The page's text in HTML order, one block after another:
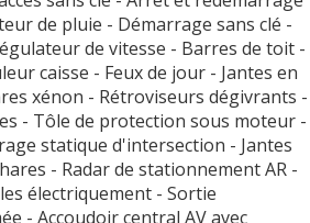
de pluie - Démarrage sans clé -
de vitesse - Barres de toit -
caisse - Feux de jour - Jantes en
xénon - Rétroviseurs dégivrants -
- Tôle de protection sous moteur -
statique d'intersection - Jantes
- Radar de stationnement AR -
électriquement - Sortie
- Accoudoir central AV avec